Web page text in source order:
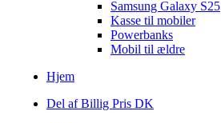
Samsung Galaxy S25
Kasse til mobiler
Powerbanks
Mobil til ældre
Hjem
Del af Billig Pris DK